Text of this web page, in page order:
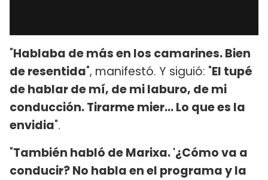
"Hablaba de más en los camarines. Bien
de resentida", manifestó. Y siguió: "El tupé
de hablar de mí, de mi laburo, de mi
conducción. Tirarme mier... Lo que es la
envidia".
"También habló de Marixa. '¿Cómo va a
conducir? No habla en el programa y la